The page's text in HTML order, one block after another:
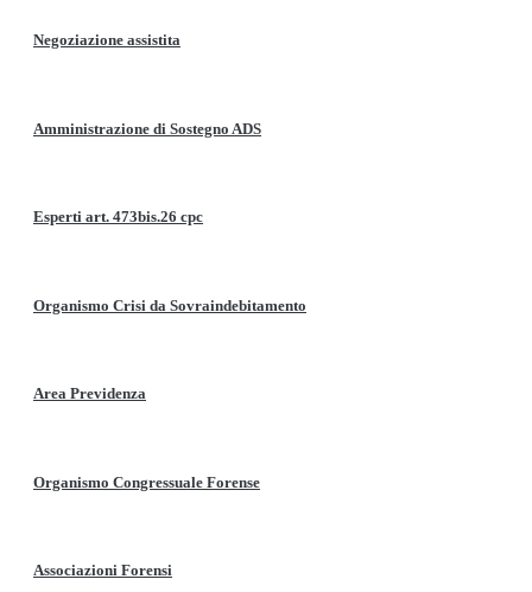
Negoziazione assistita
Amministrazione di Sostegno ADS
Esperti art. 473bis.26 cpc
Organismo Crisi da Sovraindebitamento
Area Previdenza
Organismo Congressuale Forense
Associazioni Forensi